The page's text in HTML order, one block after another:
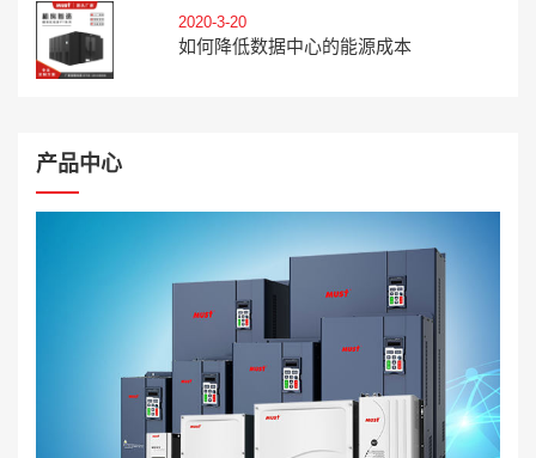
2020-3-20
如何降低数据中心的能源成本
产品中心